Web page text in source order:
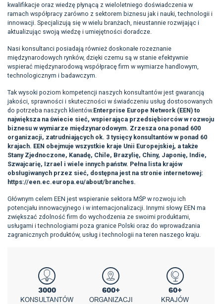
kwalifikacje oraz wiedzę płynącą z wieloletniego doświadczenia w
ramach współpracy zarówno z sektorem biznesu jak i nauki, technologii i
innowacji. Specjalizują się w wielu branżach, nieustannie rozwijając i
aktualizując swoją wiedzę i umiejętności doradcze.
Nasi konsultanci posiadają również doskonałe rozeznanie
międzynarodowych rynków, dzięki czemu są w stanie efektywnie
wspierać międzynarodową współpracę firm w wymiarze handlowym,
technologicznym i badawczym.
Tak wysoki poziom kompetencji naszych konsultantów jest gwarancją
jakości, sprawności i skuteczności w świadczeniu usług dostosowanych
do potrzeba naszych klientów.Enterprise Europe Network (EEN) to
największa na świecie sieć, wspierająca przedsiębiorców w rozwoju
biznesu w wymiarze międzynarodowym. Zrzesza ona ponad 600
organizacji, zatrudniających ok. 3 tysięcy konsultantów w ponad 60
krajach. EEN obejmuje wszystkie kraje Unii Europejskiej, a także
Stany Zjednoczone, Kanadę, Chile, Brazylię, Chiny, Japonię, Indie,
Szwajcarię, Izrael i wiele innych państw. Pełna lista krajów
obsługiwanych przez sieć, dostępna jest na stronie internetowej:
https://een.ec.europa.eu/about/branches.
Głównym celem EEN jest wspieranie sektora MŚP w rozwoju ich
potencjału innowacyjnego i w internacjonalizacji. Innymi słowy EEN ma
zwiększać zdolność firm do wychodzenia ze swoimi produktami,
usługami i technologiami poza granice Polski oraz do wprowadzania
zagranicznych produktów, usług i technologii na teren naszego kraju.
3000
KONSULTANTÓW
600+
ORGANIZACJI
60+
KRAJÓW